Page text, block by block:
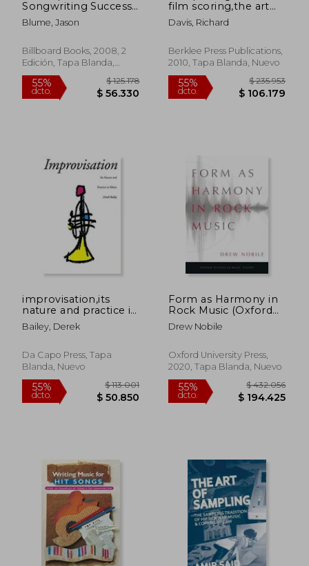
45%
dcto. $ 92.135 dcto.
Songwriting Success,
Revised Edition: The
Comprehensive
Marketing hit Songs
(en Inglés)
Blume, Jason
Billboard Books, 2008, 2
Edición, Tapa Blanda,
Nuevo
film scoring,the art
and business of
writing music for
Inglés)
Davis, Richard
Berklee Press Publications,
2010, Tapa Blanda, Nuevo
improvisation,its
nature and practice in
music (en Inglés)
Bailey, Derek
Da Capo Press, Tapa
Blanda, Nuevo
Form as Harmony in
Rock Music (Oxford
Studies in Music
Theory) (en Inglés)
Drew Nobile
Oxford University Press,
2020, Tapa Blanda, Nuevo